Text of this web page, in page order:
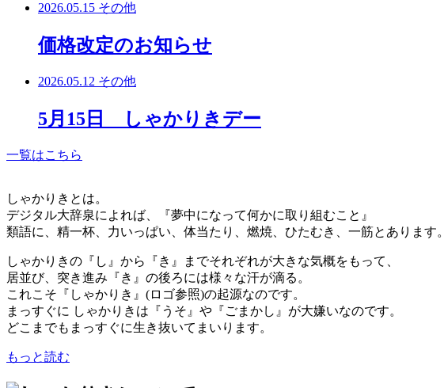
2026.05.15 その他
価格改定のお知らせ
2026.05.12 その他
5月15日 しゃかりきデー
一覧はこちら
しゃかりきとは。
デジタル大辞泉によれば、『夢中になって何かに取り組むこと』
類語に、精一杯、力いっぱい、体当たり、燃焼、ひたむき、一筋とあります。
しゃかりきの『し』から『き』までそれぞれが大きな気概をもって、
居並び、突き進み『き』の後ろには様々な汗が滴る。
これこそ『しゃかりき』(ロゴ参照)の起源なのです。
まっすぐに しゃかりきは『うそ』や『ごまかし』が大嫌いなのです。
どこまでもまっすぐに生き抜いてまいります。
もっと読む